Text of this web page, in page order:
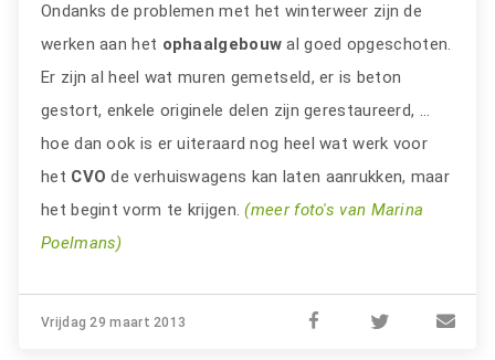
Ondanks de problemen met het winterweer zijn de
werken aan het ophaalgebouwal goed opgeschoten.
Er zijn al heel wat muren gemetseld, er is beton
gestort, enkele originele delen zijn gerestaureerd, ...
hoe dan ook is er uiteraard nog heel wat werk voor
het CVOde verhuiswagens kan laten aanrukken, maar
het begint vorm te krijgen.(meer foto's van Marina
Poelmans)
Vrijdag 29 maart 2013